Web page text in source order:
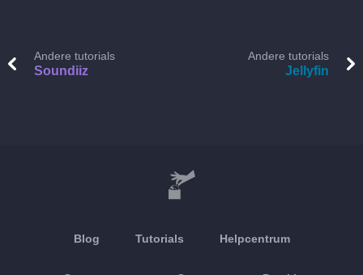
Andere tutorials
Soundiiz
Andere tutorials
Jellyfin
Blog Tutorials Helpcentrum